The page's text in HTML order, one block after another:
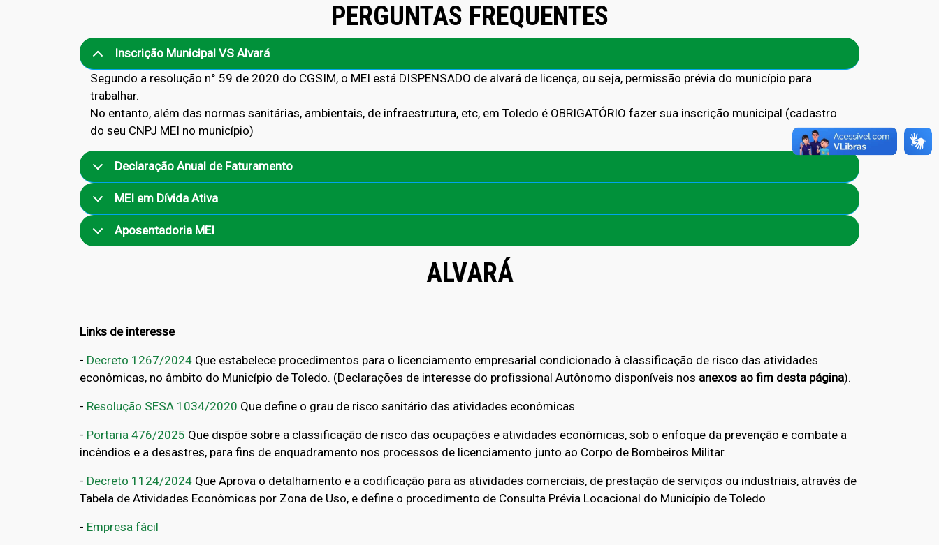
PERGUNTAS FREQUENTES
Inscrição Municipal VS Alvará
Segundo a resolução n° 59 de 2020 do CGSIM, o MEI está DISPENSADO de alvará de licença, ou seja, permissão prévia do município para
trabalhar.
No entanto, além das normas sanitárias, ambientais, de infraestrutura, etc, em Toledo é OBRIGATÓRIO fazer sua inscrição municipal (cadastro
do seu CNPJ MEI no município)
Declaração Anual de Faturamento
MEI em Dívida Ativa
Aposentadoria MEI
ALVARÁ
Links de interesse
- Decreto 1267/2024 Que estabelece procedimentos para o licenciamento empresarial condicionado à classificação de risco das atividades
econômicas, no âmbito do Município de Toledo. (Declarações de interesse do profissional Autônomo disponíveis nos anexos ao fim desta página).
- Resolução SESA 1034/2020 Que define o grau de risco sanitário das atividades econômicas
- Portaria 476/2025 Que dispõe sobre a classificação de risco das ocupações e atividades econômicas, sob o enfoque da prevenção e combate a
incêndios e a desastres, para fins de enquadramento nos processos de licenciamento junto ao Corpo de Bombeiros Militar.
- Decreto 1124/2024 Que Aprova o detalhamento e a codificação para as atividades comerciais, de prestação de serviços ou industriais, através de
Tabela de Atividades Econômicas por Zona de Uso, e define o procedimento de Consulta Prévia Locacional do Município de Toledo
- Empresa fácil